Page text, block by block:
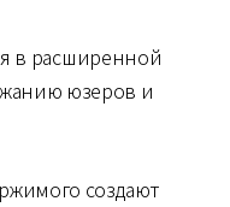
в расширенной
юзеров и
создают